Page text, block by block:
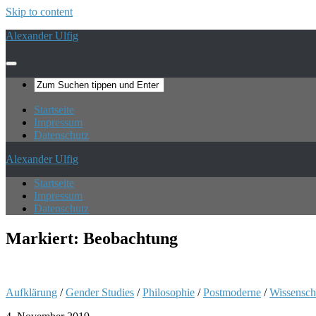
Skip to content
Alexander Ulfig
Startseite
Impressum
Datenschutz
Alexander Ulfig
Startseite
Impressum
Datenschutz
Markiert: Beobachtung
Aufklärung /Gender Studies /Philosophie /Postmoderne /